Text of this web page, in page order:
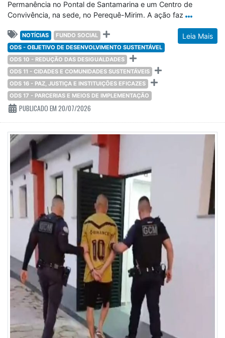
Permanência no Pontal de Santamarina e um Centro de
Convivência, na sede, no Perequê-Mirim. A ação faz
Leia Mais
NOTÍCIAS
FUNDO SOCIAL
ODS - OBJETIVO DE DESENVOLVIMENTO SUSTENTÁVEL
ODS 10 - REDUÇÃO DAS DESIGUALDADES
ODS 11 - CIDADES E COMUNIDADES SUSTENTÁVEIS
ODS 16 - PAZ, JUSTIÇA E INSTITUIÇÕES EFICAZES
ODS 17 - PARCERIAS E MEIOS DE IMPLEMENTAÇÃO
PUBLICADO EM 20/07/2026